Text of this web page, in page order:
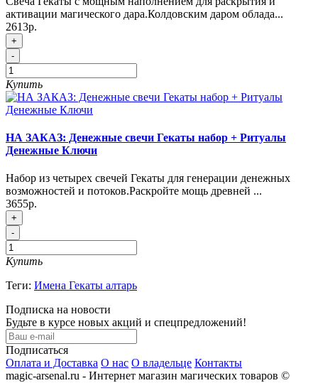
активации магического дара.Колдовским даром облада...
2613р.
+
-
Купить
НА ЗАКАЗ: Денежные свечи Гекаты набор + Ритуалы
Денежные Ключи
Набор из четырех свечей Гекаты для генерации денежных
возможностей и потоков.Раскройте мощь древней ...
3655р.
+
-
Купить
Теги: Имена Гекаты алтарь
Подписка на новости
Будьте в курсе новых акций и спецпредложений!
Подписаться
Оплата и Доставка О нас О владельце Контакты
magic-arsenal.ru - Интернет магазин магических товаров ©